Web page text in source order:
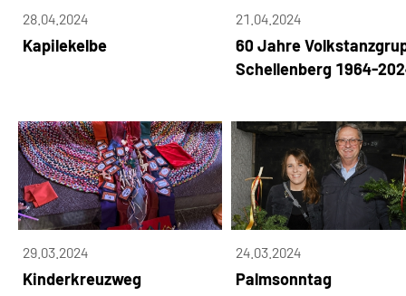
28.04.2024
Kapilekelbe
21.04.2024
60 Jahre
Schellenberg 1964-
29.03.2024
Kinderkreuzweg
24.03.2024
Palmsonntag